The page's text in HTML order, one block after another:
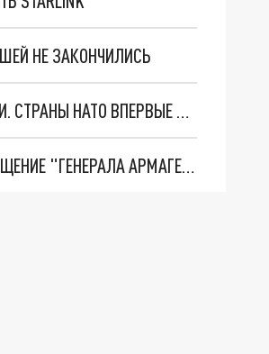
НЕ ЗАКОНЧИЛИСЬ
"ОЧЕНЬ ПЛОХИЕ НОВОСТИ": БОЛЬШАЯ ОШИБКА PALANTIR В РОССИИ. СТРАНЫ НАТО ВПЕРВЫЕ ЗА СВО ОСТАНОВИЛИ ПОСТАВКИ ОРУЖИЯ. ВСУ ТЕРЯЮТ ПРИГРАНИЧЬЕ?
ТРИ ГЛАВНЫХ ИНСАЙДА ОБ СВО. ОТМЕНА МОБИЛИЗАЦИИ И ВОЗВРАЩЕНИЕ "ГЕНЕРАЛА АРМАГЕДДОНА"? ОТЛИЧНЫЕ НОВОСТИ, КОТОРЫЕ ЖДАЛИ ВСЕ